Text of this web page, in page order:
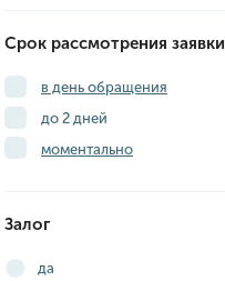
Срок рассмотрения заявки
в день обращения
до 2 дней
моментально
Залог
да